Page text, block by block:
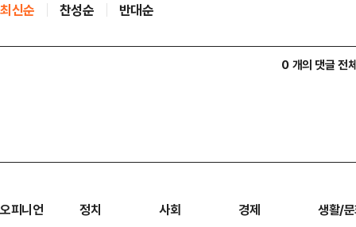
최신순 찬성순 반대순
0 개의 댓글 전
오피니언 정치 사회 경제 생활/